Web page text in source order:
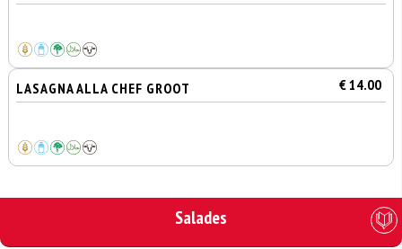
LASAGNA ALLA CHEF GROOT € 14.00
Salades